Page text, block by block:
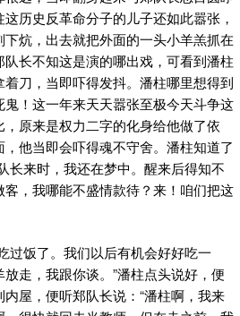
历史反革命分子的儿子还如此嚣张，
炕，出去就把外面的一头小羊羔抓在
长不知这是演的哪出戏，可看到潘柱
刀，当即吓得发抖。潘柱哪里想得到
！这一年来天天嚣张至极今天斗争这
原来是权力二字的化身给他做了依
他当即会吓得魂不守舍。潘柱知道了
长来时，我还在梦中。醒来后得知不
，我哪能不盛情款待？来！咱们把这
过饭了。我们以后有机会好好吃一
走，我跟你谈。”潘柱点头说好，便
屋，便听郑队长说：“潘柱啊，我来